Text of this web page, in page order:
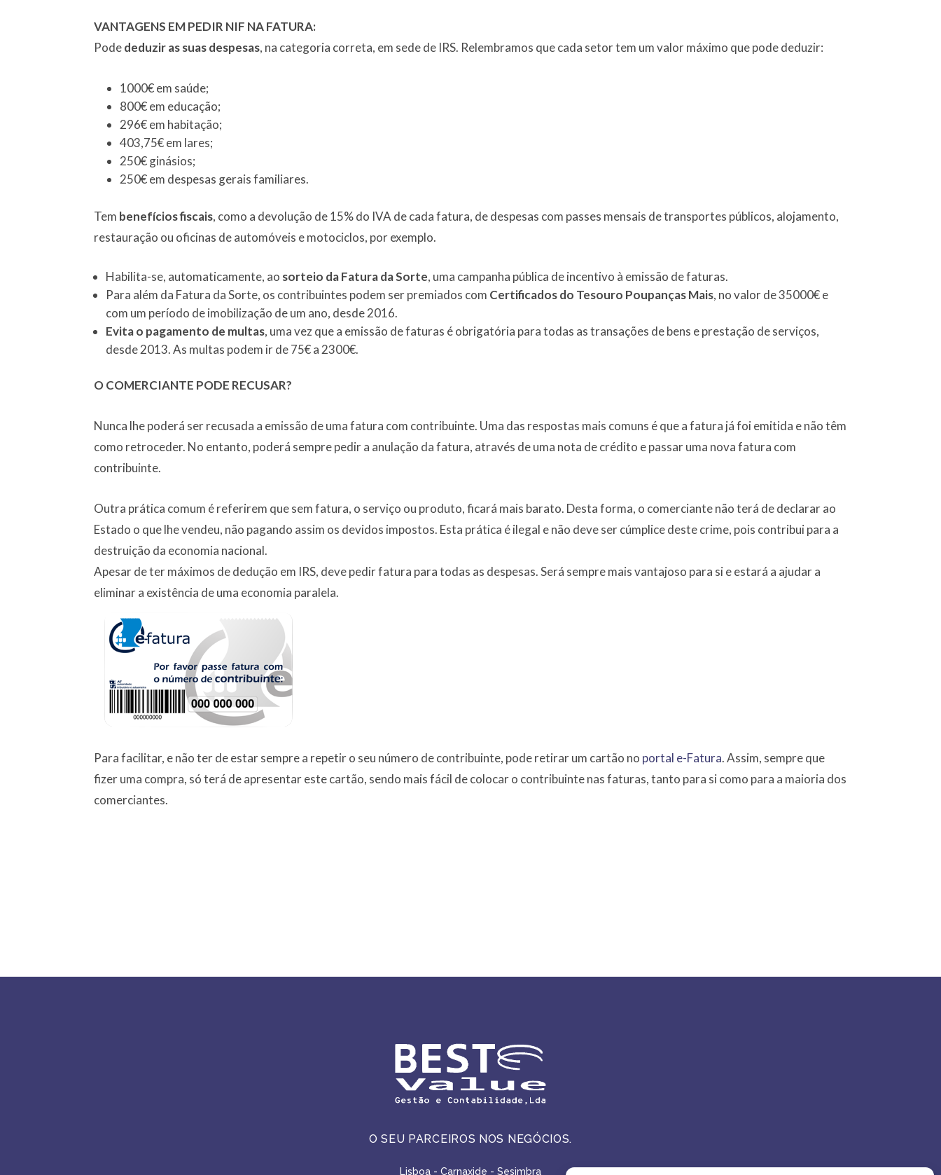
VANTAGENS EM PEDIR NIF NA FATURA:
Podededuzir as suas despesas, na categoria correta, em sede de IRS. Relembramos que cada setor tem um valor máximo que pode deduzir:
1000€ em saúde;
800€ em educação;
296€ em habitação;
403,75€ em lares;
250€ ginásios;
250€ em despesas gerais familiares.
Tem benefícios fiscais, como a devolução de 15% do IVA de cada fatura, de despesas com passes mensais de transportes públicos, alojamento,
restauração ou oficinas de automóveis e motociclos, por exemplo.
Habilita-se, automaticamente, ao sorteio da Fatura da Sorte, uma campanha pública de incentivo à emissão de faturas.
Para além da Fatura da Sorte, os contribuintes podem ser premiados com Certificados do Tesouro Poupanças Mais, no valor de 35000€ e
com um período de imobilização de um ano, desde 2016.
Evita o pagamento de multas, uma vez que a emissão de faturas é obrigatória para todas as transações de bens e prestação de serviços,
desde 2013. As multas podem ir de 75€ a 2300€.
O COMERCIANTE PODE RECUSAR?
Nunca lhe poderá ser recusada a emissão de uma fatura com contribuinte. Uma das respostas mais comuns é que a fatura já foi emitida e não têm
como retroceder. No entanto, poderá sempre pedir a anulação da fatura, através de uma nota de crédito e passar uma nova fatura com
contribuinte.
Outra prática comum é referirem que sem fatura, o serviço ou produto, ficará mais barato. Desta forma, o comerciante não terá de declarar ao
Estado o que lhe vendeu, não pagando assim os devidos impostos. Esta prática é ilegal e não deve ser cúmplice deste crime, pois contribui para a
destruição da economia nacional.
Apesar de ter máximos de dedução em IRS, deve pedir fatura para todas as despesas. Será sempre mais vantajoso para si e estará a ajudar a
eliminar a existência de uma economia paralela.
Para facilitar, e não ter de estar sempre a repetir o seu número de contribuinte, pode retirar um cartão no portal e-Fatura. Assim, sempre que
fizer uma compra, só terá de apresentar este cartão, sendo mais fácil de colocar o contribuinte nas faturas, tanto para si como para a maioria dos
comerciantes.
O SEU PARCEIROS NOS NEGÓCIOS.
Lisboa - Carnaxide - Sesimbra